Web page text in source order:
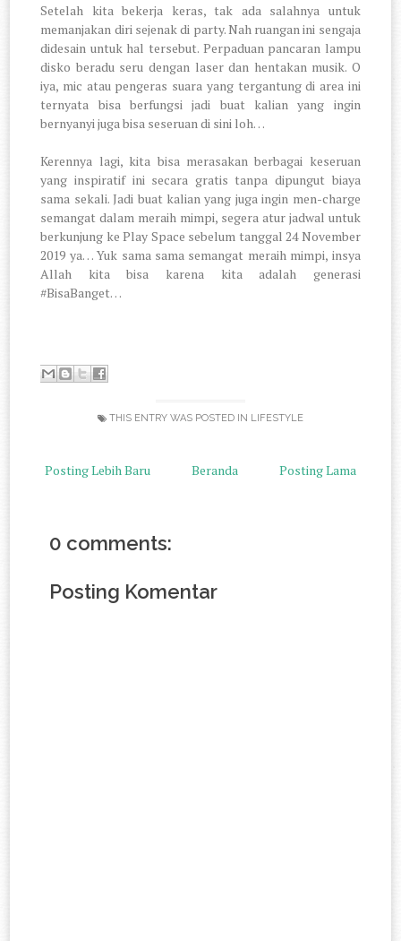
Setelah kita bekerja keras, tak ada salahnya untuk
memanjakan diri sejenak di party. Nah ruangan ini sengaja
didesain untuk hal tersebut. Perpaduan pancaran lampu
disko beradu seru dengan laser dan hentakan musik. O
iya, mic atau pengeras suara yang tergantung di area ini
ternyata bisa berfungsi jadi buat kalian yang ingin
bernyanyi juga bisa seseruan di sini loh…
Kerennya lagi, kita bisa merasakan berbagai keseruan
yang inspiratif ini secara gratis tanpa dipungut biaya
sama sekali. Jadi buat kalian yang juga ingin men-charge
semangat dalam meraih mimpi, segera atur jadwal untuk
berkunjung ke Play Space sebelum tanggal 24 November
2019 ya… Yuk sama sama semangat meraih mimpi, insya
Allah kita bisa karena kita adalah generasi
#BisaBanget…
THIS ENTRY WAS POSTED IN LIFESTYLE
Posting Lebih Baru Posting Lama
Beranda
0 comments:
Posting Komentar